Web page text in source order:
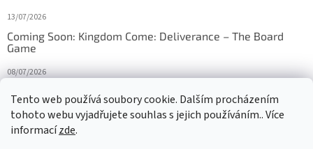
Tento web používá soubory cookie. Dalším procházením
tohoto webu vyjadřujete souhlas s jejich používáním.. Více
informacízde.
13/07/2026
Coming Soon: Kingdom Come: Deliverance – The Board
Game
08/07/2026
27/10/2025